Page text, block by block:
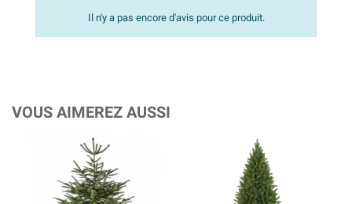
Il n'y a pas encore d'avis pour ce produit.
VOUS AIMEREZ AUSSI